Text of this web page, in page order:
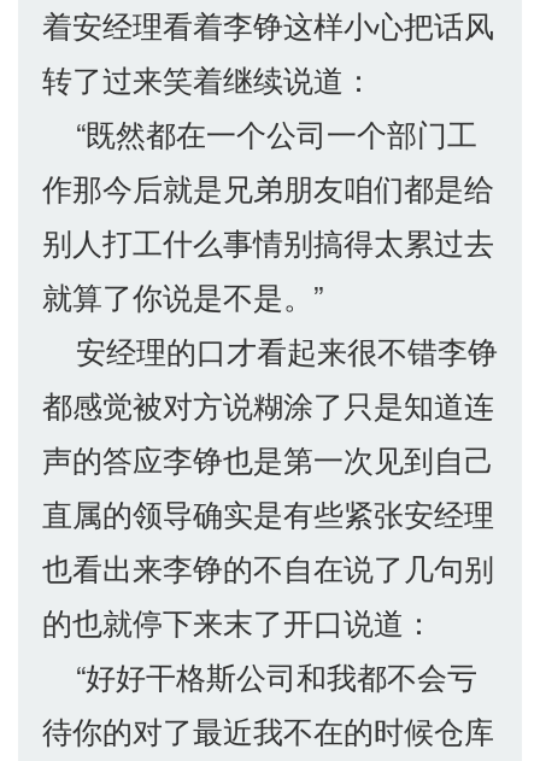
着安经理看着李铮这样小心把话风
转了过来笑着继续说道：
“既然都在一个公司一个部门工
作那今后就是兄弟朋友咱们都是给
别人打工什么事情别搞得太累过去
就算了你说是不是。”
安经理的口才看起来很不错李铮
都感觉被对方说糊涂了只是知道连
声的答应李铮也是第一次见到自己
直属的领导确实是有些紧张安经理
也看出来李铮的不自在说了几句别
的也就停下来末了开口说道：
“好好干格斯公司和我都不会亏
待你的对了最近我不在的时候仓库